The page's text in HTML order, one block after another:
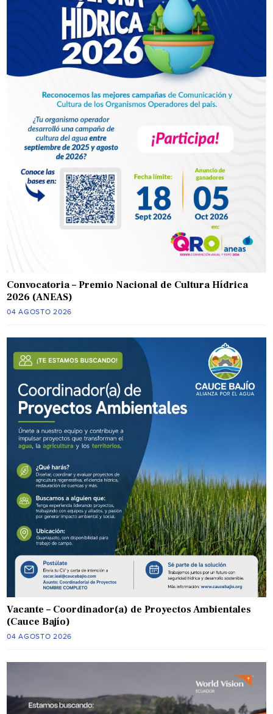
Convocatoria – Premio Nacional de Cultura Hídrica
2026 (ANEAS)
04 AGOSTO 2026
Vacante – Coordinador(a) de Proyectos Ambientales
(Cauce Bajío)
04 AGOSTO 2026